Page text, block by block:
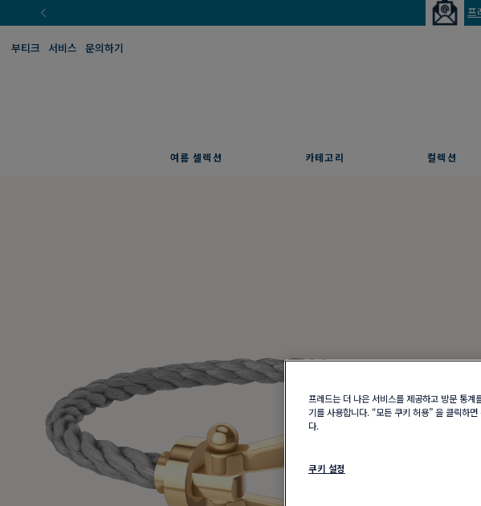
프
부티크 서비스 문의하기
여름 셀렉션 카테고리 컬렉션
프레드는 더 나은 서비스를 제공하고 방문 통
기를 사용합니다. “모든 쿠키 허용” 을 클릭하
다.
쿠키 설정